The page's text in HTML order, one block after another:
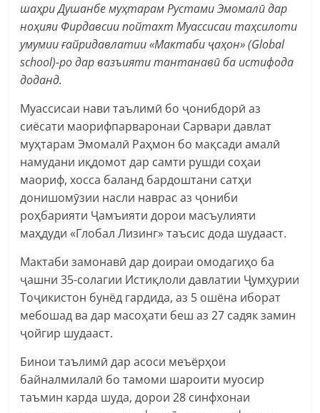
шаҳри Душанбе муҳтарам Рустами Эмомалӣ дар
ноҳияи Фирдавсии пойтахт Муассисаи таҳсилоти
умумии ғайридавлатии «Мактаби ҷаҳон» (Global
school)-ро дар вазъияти тантанавӣ ба истифода
доданд.
Муассисаи нави таълимӣ бо ҷонибдорӣ аз
сиёсати маорифпарваронаи Сарвари давлат
муҳтарам Эмомалӣ Раҳмон бо мақсади амалӣ
намудани иқдомот дар самти рушди соҳаи
маориф, хосса баланд бардоштани сатҳи
донишомӯзии насли наврас аз ҷониби
роҳбарияти Ҷамъияти дорои масъулияти
маҳдуди «Глобал Лизинг» таъсис дода шудааст.
Мактаби замонавӣ дар доираи омодагиҳо ба
ҷашни 35-солагии Истиқлоли давлатии Ҷумҳурии
Тоҷикистон бунёд гардида, аз 5 ошёна иборат
мебошад ва дар масоҳати беш аз 27 садяк замин
ҷойгир шудааст.
Бинои таълимӣ дар асоси меъёрҳои
байналмилалӣ бо тамоми шароити муосир
таъмин карда шуда, дорои 28 синфхонаи